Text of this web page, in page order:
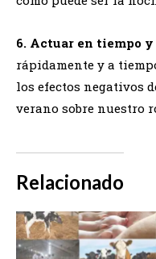
6. Actuar en tiempo y
rápidamente y a
los efectos negativos
verano sobre nuestro
Relacionado